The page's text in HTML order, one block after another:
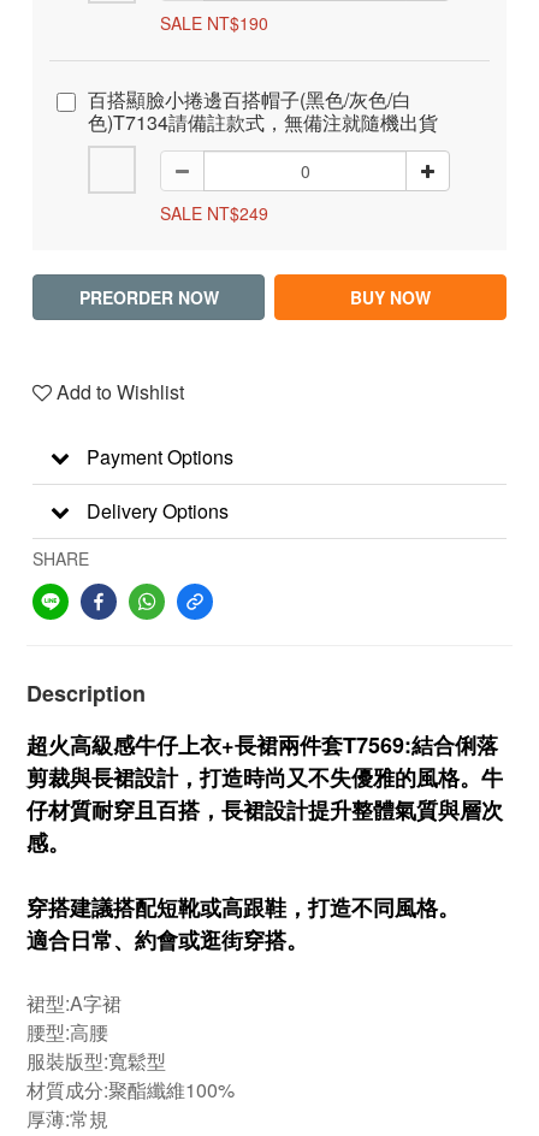
SALE NT$190
百搭顯臉小捲邊百搭帽子(黑色/灰色/白
色)T7134請備註款式，無備注就隨機出貨
SALE NT$249
PREORDER NOW BUY NOW
Add to Wishlist
Payment Options
Delivery Options
SHARE
Description
超火高級感牛仔上衣+長裙兩件套T7569:結合俐落
剪裁與長裙設計，打造時尚又不失優雅的風格。牛
仔材質耐穿且百搭，長裙設計提升整體氣質與層次
感。
穿搭建議搭配短靴或高跟鞋，打造不同風格。
適合日常、約會或逛街穿搭。
裙型:A字裙
腰型:高腰
服裝版型:寬鬆型
材質成分:聚酯纖維100%
厚薄:常規